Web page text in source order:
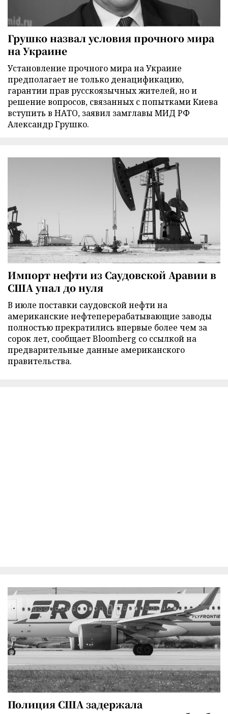
Грушко назвал условия прочного мира
на Украине
Установление прочного мира на Украине
предполагает не только денацификацию,
гарантии прав русскоязычных жителей, но и
решение вопросов, связанных с попытками Киева
вступить в НАТО, заявил замглавы МИД РФ
Александр Грушко.
Импорт нефти из Саудовской Аравии в
США упал до нуля
В июле поставки саудовской нефти на
американские нефтеперерабатывающие заводы
полностью прекратились впервые более чем за
сорок лет, сообщает Bloomberg со ссылкой на
предварительные данные американского
правительства.
Полиция США задержала